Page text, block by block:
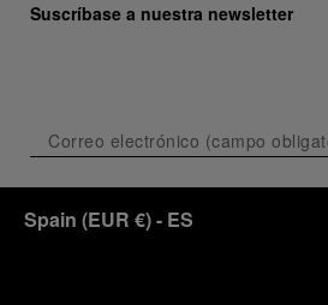
Suscríbase a nuestra newsletter
Spain (EUR €)- ES